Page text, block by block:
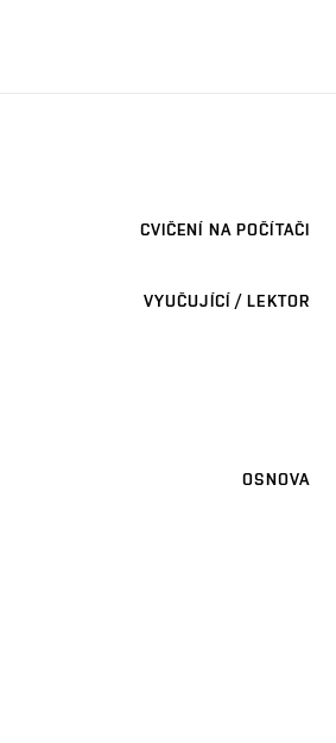
CVIČENÍ NA POČÍTAČI
VYUČUJÍCÍ / LEKTOR
OSNOVA